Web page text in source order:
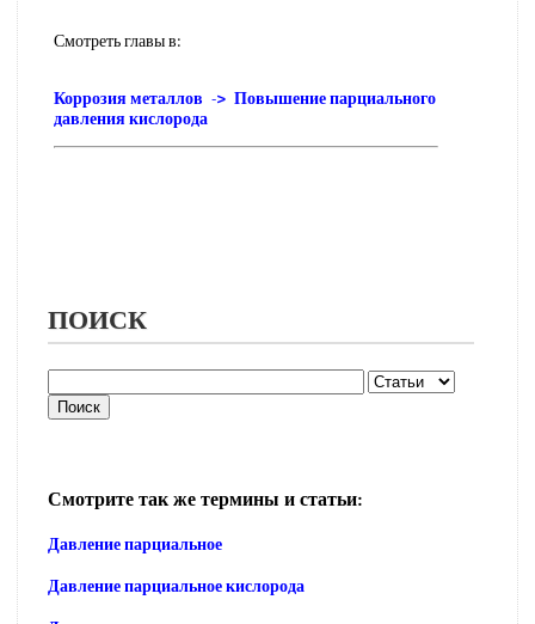
Смотреть главы в:
Коррозия металлов -> Повышение парциального
давления кислорода
ПОИСК
Смотрите так же термины и статьи:
Давление парциальное
Давление парциальное кислорода